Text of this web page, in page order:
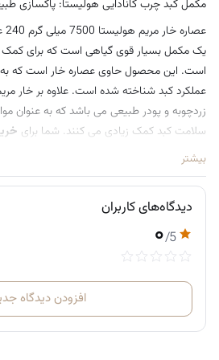
مکمل کبد چرب کانادایی هولیستا: پاکسازی
یک مکمل بسیار قوی گیاهی است که برای کمک
است. این محصول حاوی عصاره خار است که
عملکرد کبد شناخته شده است. علاوه بر خار
زردچوبه و پودر طبیعی می باشد که به عنوان
سلامت کبد کمک زیادی می کنند. شما برای
هولیستا
فروشگاه آنلاین نورشاپ مراجعه کنید و یک
بیشتر
دیدگاه‌های کاربران
۰/5
افزودن دیدگاه